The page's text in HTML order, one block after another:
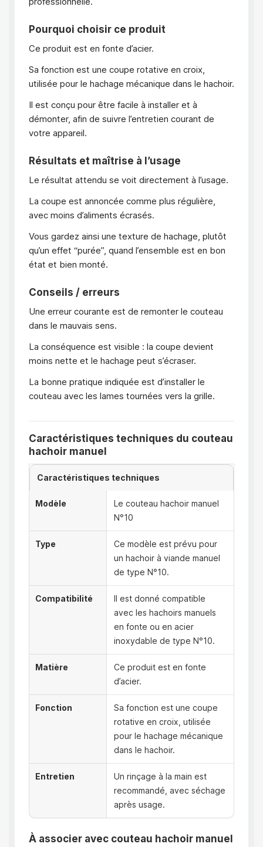
Pourquoi choisir ce produit
Ce produit est en fonte d’acier.
Sa fonction est une coupe rotative en croix,
utilisée pour le hachage mécanique dans le hachoir.
Il est conçu pour être facile à installer et à
démonter, afin de suivre l’entretien courant de
votre appareil.
Résultats et maîtrise à l’usage
Le résultat attendu se voit directement à l’usage.
La coupe est annoncée comme plus régulière,
avec moins d’aliments écrasés.
Vous gardez ainsi une texture de hachage, plutôt
qu’un effet “purée”, quand l’ensemble est en bon
état et bien monté.
Conseils / erreurs
Une erreur courante est de remonter le couteau
dans le mauvais sens.
La conséquence est visible : la coupe devient
moins nette et le hachage peut s’écraser.
La bonne pratique indiquée est d’installer le
couteau avec les lames tournées vers la grille.
Caractéristiques techniques du couteau
hachoir manuel
Caractéristiques techniques
Modèle
Le couteau hachoir manuel
N°10
Type
Ce modèle est prévu pour
un hachoir à viande manuel
de type N°10.
Compatibilité
Il est donné compatible
avec les hachoirs manuels
en fonte ou en acier
inoxydable de type N°10.
Matière
Ce produit est en fonte
d’acier.
Fonction
Sa fonction est une coupe
rotative en croix, utilisée
pour le hachage mécanique
dans le hachoir.
Entretien
Un rinçage à la main est
recommandé, avec séchage
après usage.
À associer avec couteau hachoir manuel